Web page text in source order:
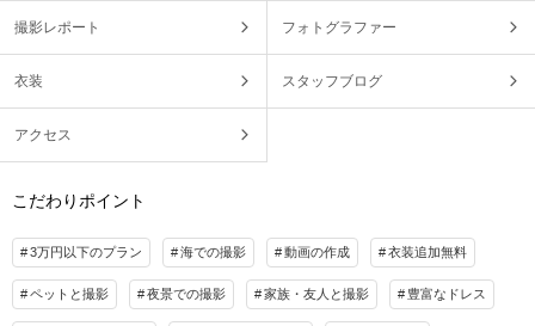
撮影レポート フォトグラファー
衣装 スタッフブログ
アクセス
こだわりポイント
3万円以下のプラン 海での撮影 動画の作成 衣装追加無料
ペットと撮影 夜景での撮影 家族・友人と撮影 豊富なドレス